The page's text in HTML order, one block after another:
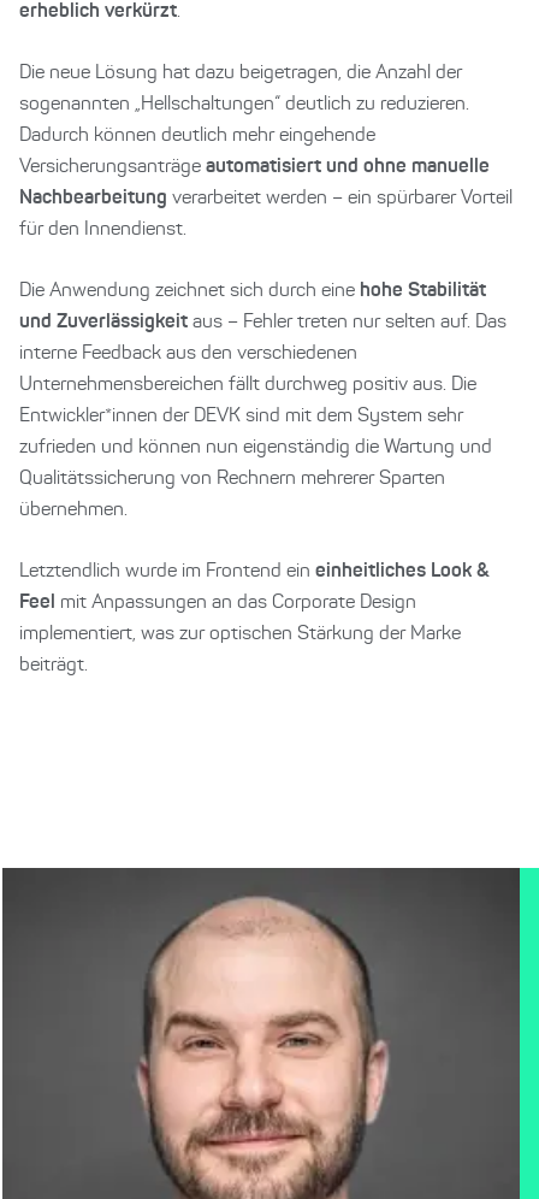
erheblich verkürzt.
Die neue Lösung hat dazu beigetragen, die Anzahl der
sogenannten „Hellschaltungen“ deutlich zu reduzieren.
Dadurch können deutlich mehr eingehende
Versicherungsanträge automatisiert und ohne manuelle
Nachbearbeitung verarbeitet werden – ein spürbarer Vorteil
für den Innendienst.
Die Anwendung zeichnet sich durch eine hohe Stabilität
und Zuverlässigkeit aus – Fehler treten nur selten auf. Das
interne Feedback aus den verschiedenen
Unternehmensbereichen fällt durchweg positiv aus. Die
Entwickler*innen der DEVK sind mit dem System sehr
zufrieden und können nun eigenständig die Wartung und
Qualitätssicherung von Rechnern mehrerer Sparten
übernehmen.
Letztendlich wurde im Frontend ein einheitliches Look &
Feel
mit Anpassungen an das Corporate Design
implementiert, was zur optischen Stärkung der Marke
beiträgt.